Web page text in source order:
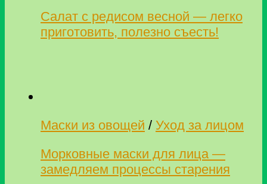
Салат с редисом весной — легко
приготовить, полезно съесть!
Маски из овощей / Уход за лицом
Морковные маски для лица —
замедляем процессы старения